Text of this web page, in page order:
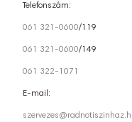
Telefonszám:
061 321-0600/119
061 321-0600/149
061 322-1071
E-mail: